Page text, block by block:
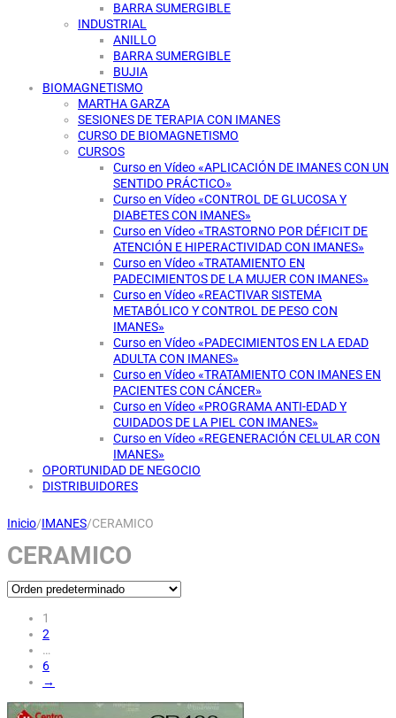
BARRA SUMERGIBLE
INDUSTRIAL
ANILLO
BARRA SUMERGIBLE
BUJIA
BIOMAGNETISMO
MARTHA GARZA
SESIONES DE TERAPIA CON IMANES
CURSO DE BIOMAGNETISMO
CURSOS
Curso en Vídeo «APLICACIÓN DE IMANES CON UN
SENTIDO PRÁCTICO»
Curso en Vídeo «CONTROL DE GLUCOSA Y
DIABETES CON IMANES»
Curso en Vídeo «TRASTORNO POR DÉFICIT DE
ATENCIÓN E HIPERACTIVIDAD CON IMANES»
Curso en Vídeo «TRATAMIENTO EN
PADECIMIENTOS DE LA MUJER CON IMANES»
Curso en Vídeo «REACTIVAR SISTEMA
METABÓLICO Y CONTROL DE PESO CON
IMANES»
Curso en Vídeo «PADECIMIENTOS EN LA EDAD
ADULTA CON IMANES»
Curso en Vídeo «TRATAMIENTO CON IMANES EN
PACIENTES CON CÁNCER»
Curso en Vídeo «PROGRAMA ANTI-EDAD Y
CUIDADOS DE LA PIEL CON IMANES»
Curso en Vídeo «REGENERACIÓN CELULAR CON
IMANES»
OPORTUNIDAD DE NEGOCIO
DISTRIBUIDORES
Inicio/IMANES/CERAMICO
CERAMICO
1
2
…
6
→